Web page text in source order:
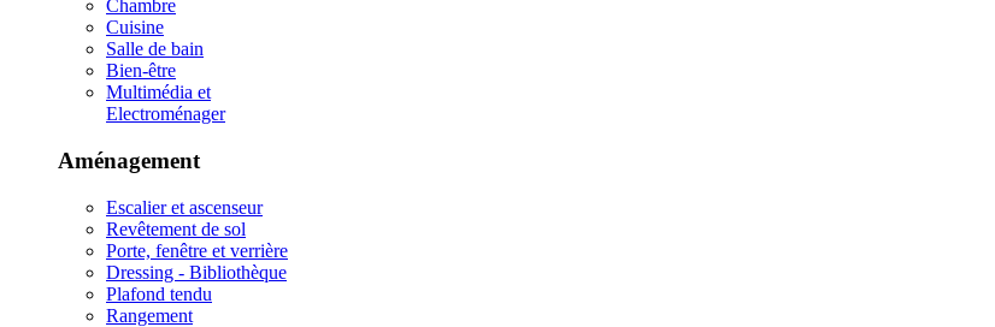
Chambre
Cuisine
Salle de bain
Bien-être
Multimédia et
Electroménager
Aménagement
Escalier et ascenseur
Revêtement de sol
Porte, fenêtre et verrière
Dressing - Bibliothèque
Plafond tendu
Rangement